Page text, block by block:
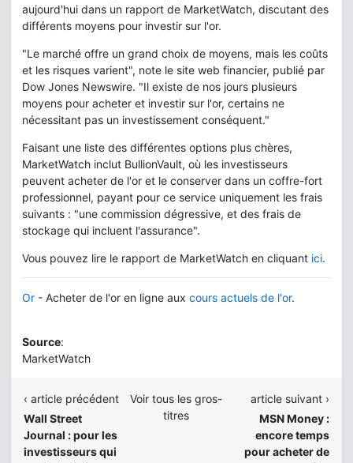
aujourd'hui dans un rapport de MarketWatch, discutant des
différents moyens pour investir sur l'or.
"Le marché offre un grand choix de moyens, mais les coûts
et les risques varient", note le site web financier, publié par
Dow Jones Newswire. "Il existe de nos jours plusieurs
moyens pour acheter et investir sur l'or, certains ne
nécessitant pas un investissement conséquent."
Faisant une liste des différentes options plus chères,
MarketWatch inclut BullionVault, où les investisseurs
peuvent acheter de l'or et le conserver dans un coffre-fort
professionnel, payant pour ce service uniquement les frais
suivants : "une commission dégressive, et des frais de
stockage qui incluent l'assurance".
Vous pouvez lire le rapport de MarketWatch en cliquant ici.
Or - Acheter de l'or en ligne aux cours actuels de l'or.
Source:
MarketWatch
‹ article précédent
Wall Street
Journal : pour les
investisseurs qui
Voir tous les gros-
titres
article suivant ›
MSN Money :
encore temps
pour acheter de